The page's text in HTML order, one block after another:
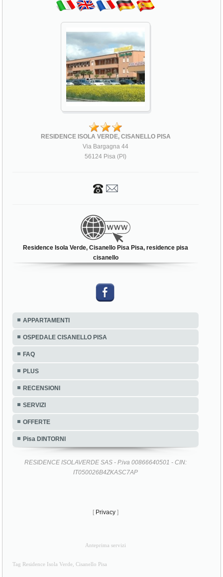
RESIDENCE ISOLA VERDE, CISANELLO PISA
Via Bargagna 44
56124 Pisa (PI)
Residence Isola Verde, Cisanello Pisa Pisa, residence pisa
cisanello
APPARTAMENTI
OSPEDALE CISANELLO PISA
FAQ
PLUS
RECENSIONI
SERVIZI
OFFERTE
Pisa DINTORNI
RESIDENCE ISOLAVERDE SAS - P.iva 00866640501 - CIN:
IT050026B4ZKASC7AP
[ Privacy ]
Anteprima servizi
Tag Residence Isola Verde, Cisanello Pisa